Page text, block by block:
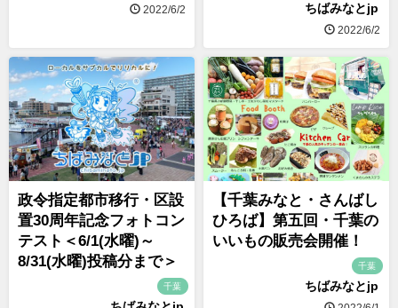
2022/6/2 ちばみなとjp
2022/6/2
政令指定都市移行・区設
置30周年記念フォトコン
テスト＜6/1(水曜)～
8/31(水曜)投稿分まで＞
千葉
【千葉みなと・さんばし
ひろば】第五回・千葉の
いいもの販売会開催！
千葉
ちばみなとjp